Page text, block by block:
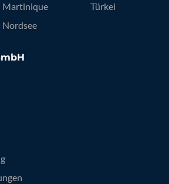
Martinique
Nordsee
Türkei